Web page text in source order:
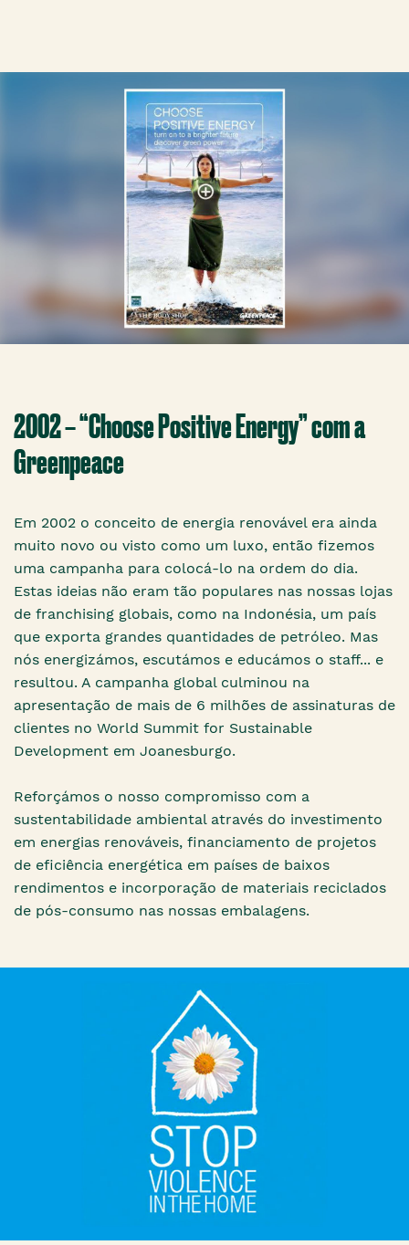
2002 – “Choose Positive Energy” com a
Greenpeace
Em 2002 o conceito de energia renovável era ainda
muito novo ou visto como um luxo, então fizemos
uma campanha para colocá-lo na ordem do dia.
Estas ideias não eram tão populares nas nossas lojas
de franchising globais, como na Indonésia, um país
que exporta grandes quantidades de petróleo. Mas
nós energizámos, escutámos e educámos o staff... e
resultou. A campanha global culminou na
apresentação de mais de 6 milhões de assinaturas de
clientes no World Summit for Sustainable
Development em Joanesburgo.
Reforçámos o nosso compromisso com a
sustentabilidade ambiental através do investimento
em energias renováveis, financiamento de projetos
de eficiência energética em países de baixos
rendimentos e incorporação de materiais reciclados
de pós-consumo nas nossas embalagens.